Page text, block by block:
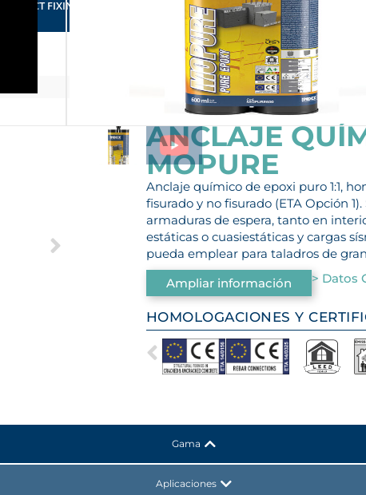
A PERFECT FIXING FOR YOUR BUSINESS
ANCLAJE
MOPURE
Anclaje químico de epoxi puro 1:1,
fisurado y no fisurado (ETA Opción
armaduras de espera, tanto en
estáticas o cuasiestáticas y cargas
pueda emplear para taladros de
Ampliar información
> Datos
HOMOLOGACIONES Y
Gama
Aplicaciones